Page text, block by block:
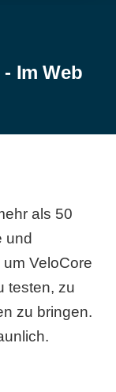
Im Web
als 50
und
VeloCore
testen, zu
zu bringen.